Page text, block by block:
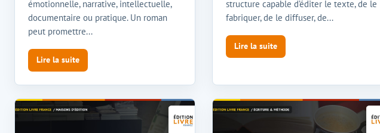
émotionnelle, narrative, intellectuelle,
documentaire ou pratique. Un roman
peut promettre...
Lire la suite
structure capable d’éditer le texte, de le
fabriquer, de le diffuser, de...
Lire la suite